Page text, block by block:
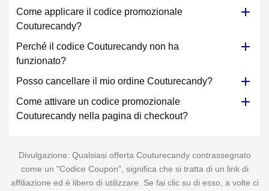
Come applicare il codice promozionale
Couturecandy?
Perché il codice Couturecandy non ha
funzionato?
Posso cancellare il mio ordine Couturecandy?
Come attivare un codice promozionale
Couturecandy nella pagina di checkout?
Divulgazione: Qualsiasi offerta Couturecandy contrassegnato
come un "Codice Coupon", significa che si tratta di un link di
affiliazione ed è libero di utilizzare. Se fai clic su di esso, a volte ci